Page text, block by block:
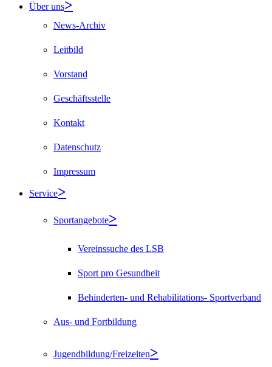
Über uns
News-Archiv
Leitbild
Vorstand
Geschäftsstelle
Kontakt
Datenschutz
Impressum
Service
Sportangebote
Vereinssuche des LSB
Sport pro Gesundheit
Behinderten- und Rehabilitations- Sportverband
Aus- und Fortbildung
Jugendbildung/Freizeiten